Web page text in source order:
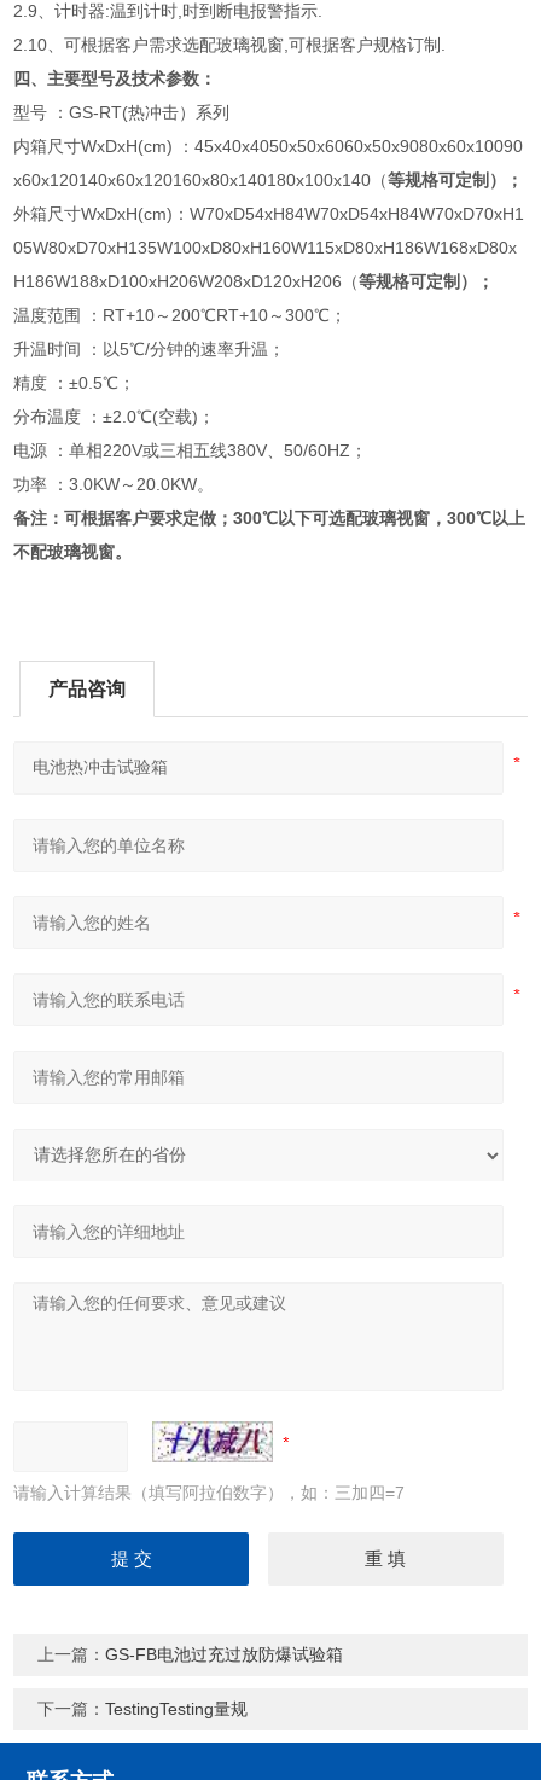
2.9、计时器:温到计时,时到断电报警指示.
2.10、可根据客户需求选配玻璃视窗,可根据客户规格订制.
四、主要型号及技术参数：
型号 ：GS-RT(热冲击）系列
内箱尺寸WxDxH(cm) ：45x40x4050x50x6060x50x9080x60x10090
x60x120140x60x120160x80x140180x100x140（等规格可定制）；
外箱尺寸WxDxH(cm)：W70xD54xH84W70xD54xH84W70xD70xH1
05W80xD70xH135W100xD80xH160W115xD80xH186W168xD80x
H186W188xD100xH206W208xD120xH206（等规格可定制）；
温度范围 ：RT+10～200℃RT+10～300℃；
升温时间 ：以5℃/分钟的速率升温；
精度 ：±0.5℃；
分布温度 ：±2.0℃(空载)；
电源 ：单相220V或三相五线380V、50/60HZ；
功率 ：3.0KW～20.0KW。
备注：可根据客户要求定做；300℃以下可选配玻璃视窗，300℃以上
不配玻璃视窗。
产品咨询
请输入计算结果（填写阿拉伯数字），如：三加四=7
上一篇：GS-FB电池过充过放防爆试验箱
下一篇：TestingTesting量规